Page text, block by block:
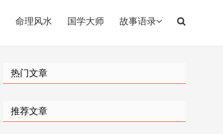
命理风水 国学大师 故事语录
热门文章
推荐文章